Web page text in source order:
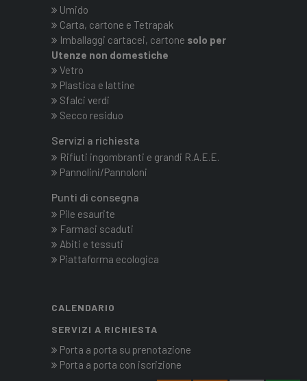
Umido
Carta, cartone e Tetrapak
Imballaggi cartacei, cartone solo per
Utenze non domestiche
Vetro
Plastica e lattine
Sfalci verdi
Secco residuo
Servizi a richiesta
Rifiuti ingombranti e grandi R.A.E.E.
Pannolini/Pannoloni
Punti di consegna
Pile esaurite
Farmaci scaduti
Abiti e tessuti
Piattaforma ecologica
CALENDARIO
SERVIZI A RICHIESTA
Porta a porta su prenotazione
Porta a porta con iscrizione